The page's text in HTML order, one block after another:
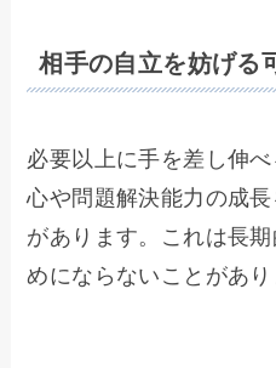
相手の自立を妨げる
必要以上に手を差し伸
心や問題解決能力の成
があります。これは長
めにならないことがあり